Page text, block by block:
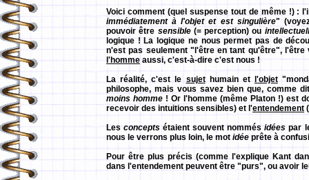
Voici comment (quel suspense tout de même !) :
immédiatement à l'objet et est singulière"
pouvoir être sensible(= perception) ou
logique ! La logique ne nous permet pas de
n'est pas seulement "l'être en tant qu'être", l'être
l'hommeaussi, c'est-à-dire c'est nous !
La réalité, c'est le sujethumain et l'objet
philosophe, mais vous savez bien que, comme
moins homme ! Or l'homme (même Platon !) est
recevoir des intuitions sensibles) et l'entendement
Lesconcepts étaient souvent nommésidées par
nous le verrons plus loin, le mot idée prête à
Pour être plus précis (comme l'explique Kant
dans l'entendement peuvent être "purs", ou avoir